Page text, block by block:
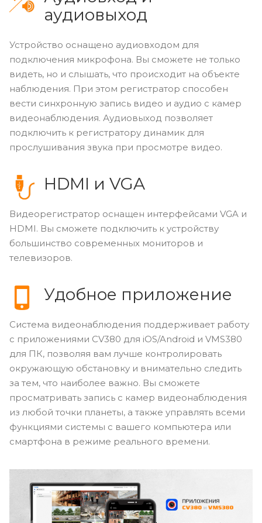
аудиовыход
Устройство оснащено аудиовходом для
подключения микрофона. Вы сможете не только
видеть, но и слышать, что происходит на объекте
наблюдения. При этом регистратор способен
вести синхронную запись видео и аудио с камер
видеонаблюдения. Аудиовыход позволяет
подключить к регистратору динамик для
прослушивания звука при просмотре видео.
HDMI и VGA
Видеорегистратор оснащен интерфейсами VGA и
HDMI. Вы сможете подключить к устройству
большинство современных мониторов и
телевизоров.
Удобное приложение
Система видеонаблюдения поддерживает работу
с приложениями CV380 для iOS/Android и VMS380
для ПК, позволяя вам лучше контролировать
окружающую обстановку и внимательно следить
за тем, что наиболее важно. Вы сможете
просматривать запись с камер видеонаблюдения
из любой точки планеты, а также управлять всеми
функциями системы с вашего компьютера или
смартфона в режиме реального времени.